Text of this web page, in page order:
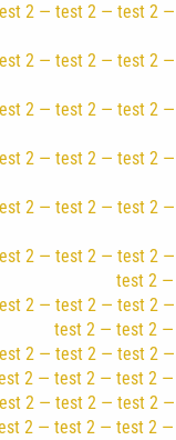
2 — test 2 — test
2 — test 2 — test
2 — test 2 — test
2 — test 2 — test
2 — test 2 — test
2 — test 2 — test
test 2
2 — test 2 — test
test 2 — test 2
2 — test 2 — test
2 — test 2 — test 2
2 — test 2 — test
2 — test 2 — test 2